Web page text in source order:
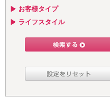
お客様タイプ
ライフスタイル